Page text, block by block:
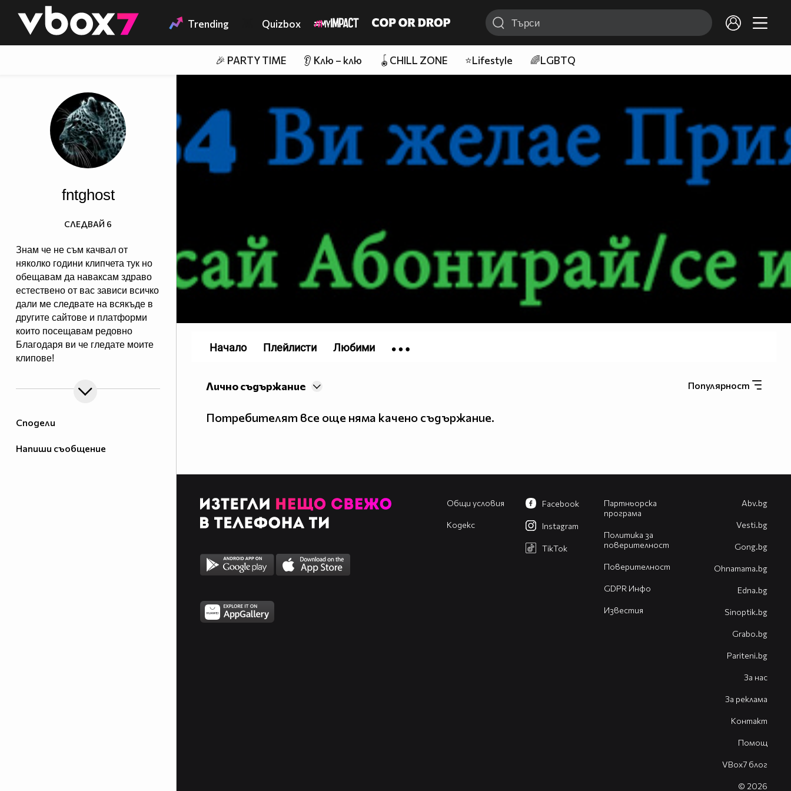
👾 Trending Quizbox
🎉 PARTY TIME 👂 Клю – клю 🪀CHILL ZONE ⭐Lifestyle 🌈LGBTQ
Сподели
Напиши съобщение
fntghost
Знам че не съм качвал от
няколко години клипчета тук но
обещавам да наваксам здраво
естествено от вас зависи всичко
дали ме следвате на всякъде в
другите сайтове и платформи
които посещавам редовно
Благодаря ви че гледате моите
клипове!
СЛЕДВАЙ 6
Популярност
Лично съдържание
Потребителят все още няма качено съдържание.
Начало Плейлисти Любими
Общи условия
Кодекс
Партньорска
програма
Политика за
поверителност
Поверителност
GDPR Инфо
Известия
Facebook
Instagram
TikTok
Abv.bg
Vesti.bg
Gong.bg
Оhnamama.bg
Edna.bg
Sinoptik.bg
Grabo.bg
Pariteni.bg
За нас
За реклама
Контакт
Помощ
VBox7 блог
© 2026